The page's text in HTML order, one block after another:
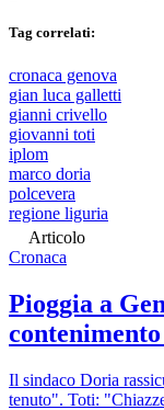
Tag correlati:
cronaca genova
gian luca galletti
gianni crivello
giovanni toti
iplom
marco doria
polcevera
regione liguria
Articolo
Cronaca
Pioggia a
Il sindaco Doria
tenuto". Toti: